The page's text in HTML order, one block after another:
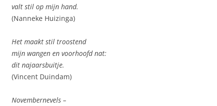
valt stil op mijn hand.
(Nanneke Huizinga)
Het maakt stil troostend
mijn wangen en voorhoofd nat:
dit najaarsbuitje.
(Vincent Duindam)
Novembernevels –